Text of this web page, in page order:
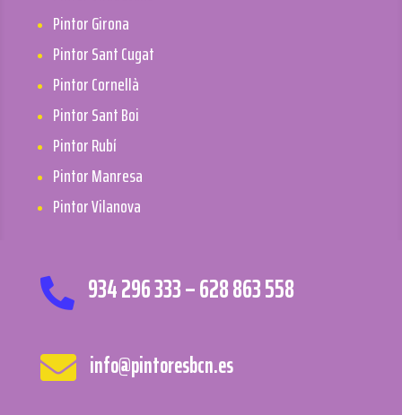
Pintor Girona
Pintor Sant Cugat
Pintor Cornellà
Pintor Sant Boi
Pintor Rubí
Pintor Manresa
Pintor Vilanova
 934 296 333 –628 863 558
 info@pintoresbcn.es